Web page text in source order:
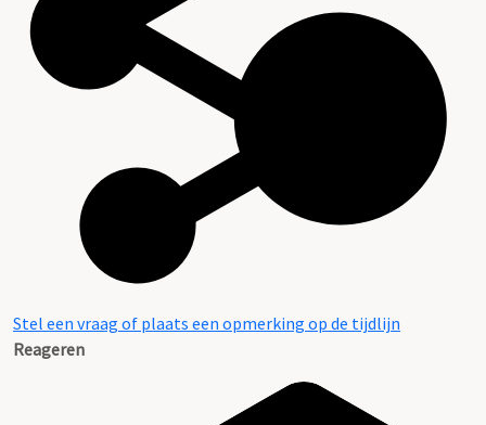
Stel een vraag of plaats een opmerking op de tijdlijn
Reageren